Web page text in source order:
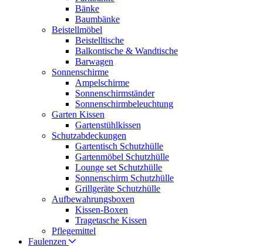
Bänke
Baumbänke
Beistellmöbel
Beistelltische
Balkontische & Wandtische
Barwagen
Sonnenschirme
Ampelschirme
Sonnenschirmständer
Sonnenschirmbeleuchtung
Garten Kissen
Gartenstühlkissen
Schutzabdeckungen
Gartentisch Schutzhülle
Gartenmöbel Schutzhülle
Lounge set Schutzhülle
Sonnenschirm Schutzhülle
Grillgeräte Schutzhülle
Aufbewahrungsboxen
Kissen-Boxen
Tragetasche Kissen
Pflegemittel
Faulenzen